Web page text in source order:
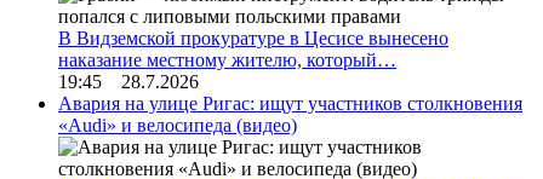
В Видземской прокуратуре в Цесисе вынесено
наказание местному жителю, который…
19:45 28.7.2026
Авария на улице Ригас: ищут участников столкновения
«Audi» и велосипеда (видео)